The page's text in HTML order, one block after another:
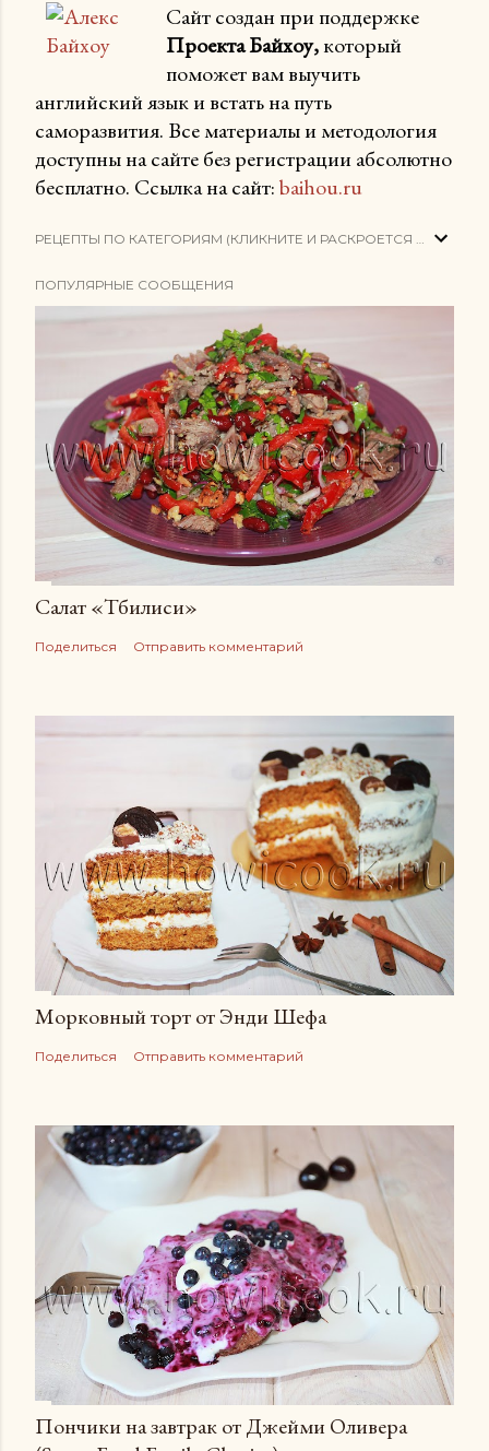
Сайт создан при поддержке
Проекта Байхоу,который
поможет вам выучить
английский язык и встать на путь
саморазвития. Все материалы и методология
доступны на сайте без регистрации абсолютно
бесплатно. Ссылка на сайт:baihou.ru
ПОПУЛЯРНЫЕ СООБЩЕНИЯ
Салат «Тбилиси»
Поделиться Отправить комментарий
Морковный торт от Энди Шефа
Поделиться Отправить комментарий
Пончики на завтрак от Джейми Оливера